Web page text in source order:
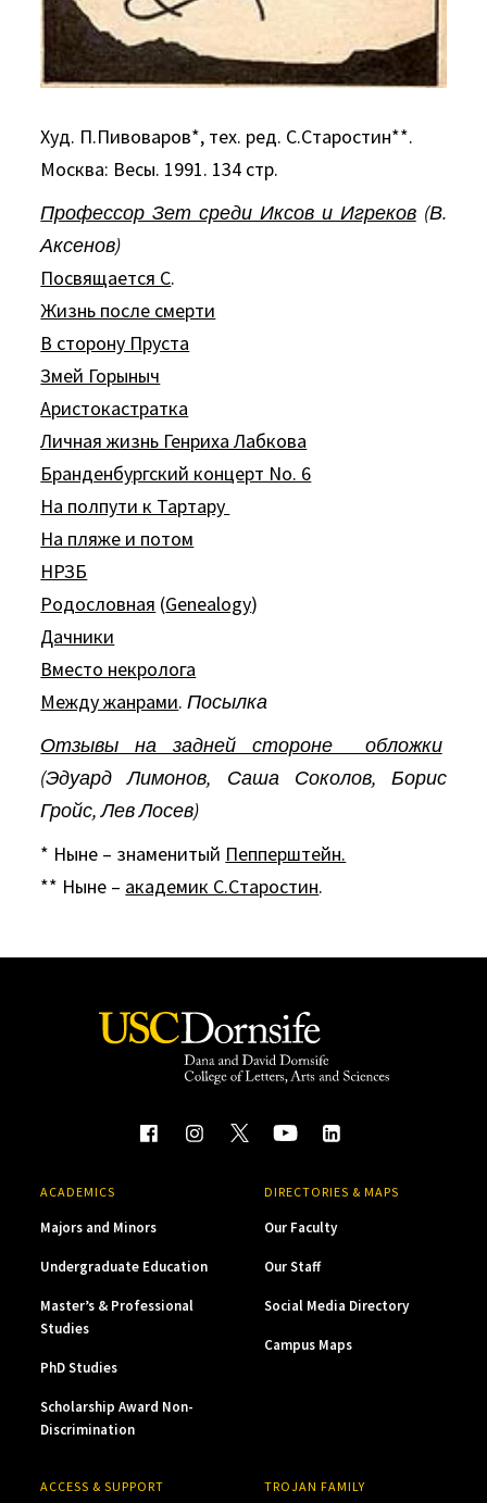
Худ. П.Пивоваров*, тех. ред. С.Старостин**.
Москва: Весы. 1991. 134 стр.
Профессор Зет среди Иксов и Игреков(В.
Аксенов)
Посвящается С.
Жизнь после смерти
В сторону Пруста
Змей Горыныч
Аристокастратка
Личная жизнь Генриха Лабкова
Бранденбургский концерт Nо. 6
Hа полпути к Тартару
На пляже и потом
HРЗБ
Родословная (Genealogy)
Дачники
Вместо некролога
Между жанрами.Посылка
Отзывы на задней стороне обложки
(Эдуард Лимонов, Саша Соколов, Борис
Гройс, Лев Лосев)
* Ныне – знаменитый Пепперштейн.
** Ныне – академик С.Старостин.
ACADEMICS
Majors and Minors
Undergraduate Education
Master’s & Professional
Studies
PhD Studies
Scholarship Award Non-
Discrimination
DIRECTORIES & MAPS
Our Faculty
Our Staff
Social Media Directory
Campus Maps
ACCESS & SUPPORT TROJAN FAMILY